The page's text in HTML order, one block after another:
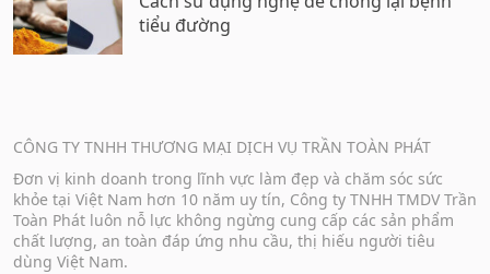
tiểu đường
CÔNG TY TNHH THƯƠNG MẠI DỊCH VỤ TRẦN TOÀN PHÁT
Đơn vị kinh doanh trong lĩnh vực làm đẹp và chăm sóc sức
khỏe tại Việt Nam hơn 10 năm uy tín, Công ty TNHH TMDV Trần
Toàn Phát luôn nỗ lực không ngừng cung cấp các sản phẩm
chất lượng, an toàn đáp ứng nhu cầu, thị hiếu người tiêu
dùng Việt Nam.